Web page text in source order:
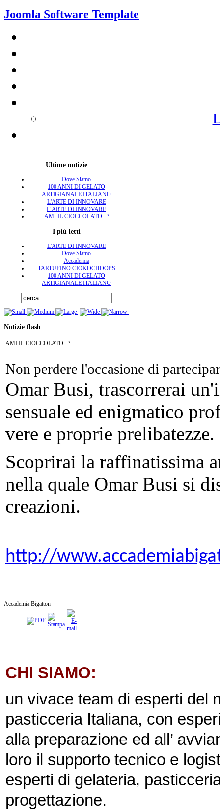
Joomla Software Template
Ultime notizie
Dove Siamo
100 ANNI DI GELATO
ARTIGIANALE ITALIANO
L'ARTE DI INNOVARE
L’ARTE DI INNOVARE
AMI IL CIOCCOLATO...?
I più letti
L'ARTE DI INNOVARE
Dove Siamo
Accademia
TARTUFINO CIOKOCHOOPS
100 ANNI DI GELATO
ARTIGIANALE ITALIANO
Notizie flash
AMI IL CIOCCOLATO...?
Non perdere l'occasione di
Omar Busi, trascorrerai
sensuale ed enigmatico
vere e proprie prelibatezze.
Scoprirai la raffinatissima
nella quale Omar Busi si
creazioni.
http://
Accademia Bigatton
CHI SIAMO:
un vivace team di esperti del
pasticceria Italiana, con
alla preparazione ed all’
loro il supporto tecnico e
esperti di gelateria,
progettazione.